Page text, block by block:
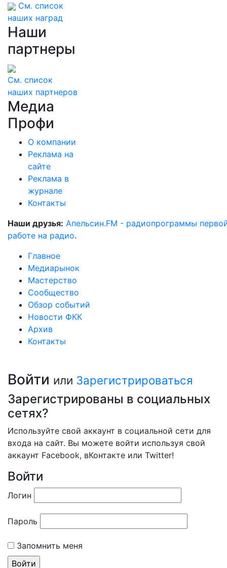
См. список
наших наград
Наши
партнеры
См. список
наших партнеров
Медиа
Профи
О компании
Реклама на
сайте
Реклама в
журнале
Контакты
Наши друзья: Апельсин.FM - радиопрограммы
работе на радио.
Главное
Медиарынок
Мастерство
Сообщество
Обзор событий
Новости ФКК
Архив
Контакты
Войти или Зарегистрироваться
Зарегистрированы в социальных
сетях?
Используйте свой аккаунт в социальной сети для
входа на сайт. Вы можете войти используя свой
аккаунт Facebook, вКонтакте или Twitter!
Войти
Логин
Пароль
Запомнить меня